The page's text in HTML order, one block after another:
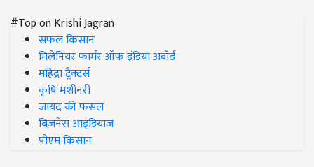
#Top on Krishi Jagran
सफल किसान
मिलेनियर फार्मर ऑफ इंडिया अवॉर्ड
महिंद्रा ट्रैक्टर्स
कृषि मशीनरी
जायद की फसल
बिज़नेस आइडियाज
पीएम किसान